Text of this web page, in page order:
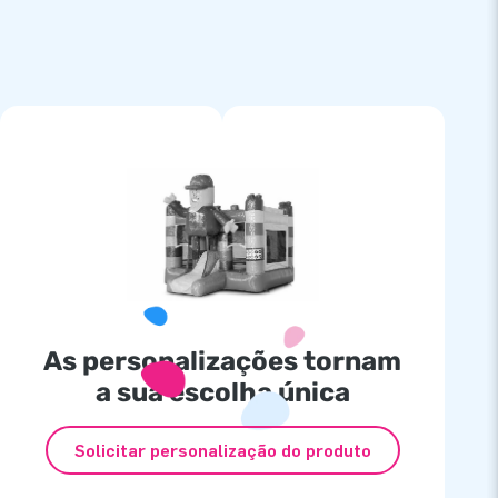
As personalizações tornam
a sua escolha única
Solicitar personalização do produto